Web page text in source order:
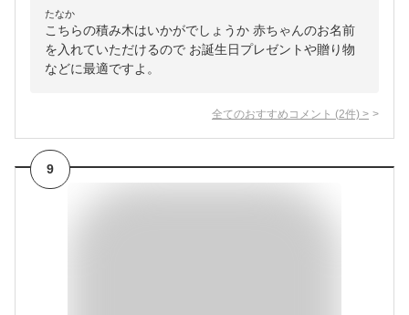
たなか
こちらの積み木はいかがでしょうか 赤ちゃんのお名前
を入れていただけるので お誕生日プレゼントや贈り物
などに最適ですよ。
全てのおすすめコメント (2件) >
9